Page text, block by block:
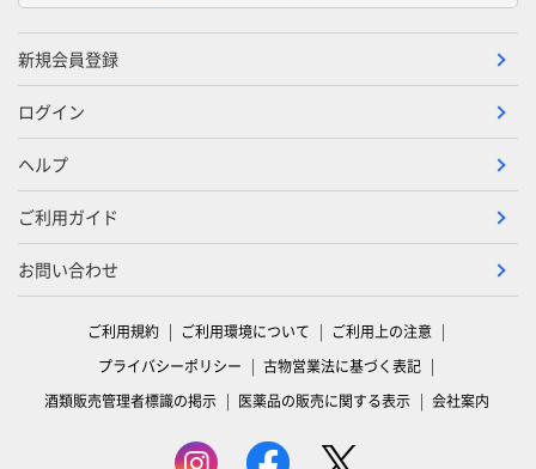
新規会員登録
ログイン
ヘルプ
ご利用ガイド
お問い合わせ
ご利用規約 ご利用環境について
ご利用上の注意
プライバシーポリシー
古物営業法に基づく表記
酒類販売管理者標識の掲示
医薬品の販売に関する表示 会社案内